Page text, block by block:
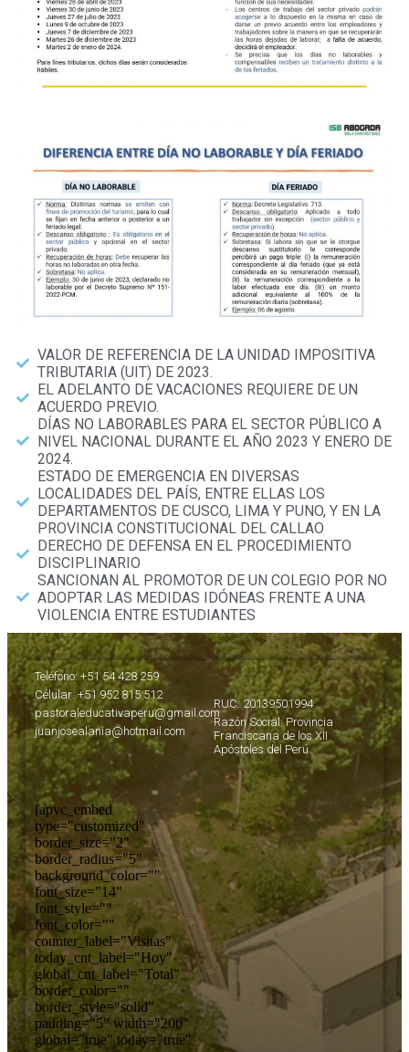
VALOR DE REFERENCIA DE LA UNIDAD IMPOSITIVA
TRIBUTARIA (UIT) DE 2023.
EL ADELANTO DE VACACIONES REQUIERE DE UN
ACUERDO PREVIO.
DÍAS NO LABORABLES PARA EL SECTOR PÚBLICO A
NIVEL NACIONAL DURANTE EL AÑO 2023 Y ENERO DE
2024.
ESTADO DE EMERGENCIA EN DIVERSAS
LOCALIDADES DEL PAÍS, ENTRE ELLAS LOS
DEPARTAMENTOS DE CUSCO, LIMA Y PUNO, Y EN LA
PROVINCIA CONSTITUCIONAL DEL CALLAO
DERECHO DE DEFENSA EN EL PROCEDIMIENTO
DISCIPLINARIO
SANCIONAN AL PROMOTOR DE UN COLEGIO POR NO
ADOPTAR LAS MEDIDAS IDÓNEAS FRENTE A UNA
VIOLENCIA ENTRE ESTUDIANTES
Teléfono: +51 54 428 259
Célular: +51 952 815 512
pastoraleducativaperu@gmail.com
juanjosealania@hotmail.com
RUC: 20139501994
Razón Social: Provincia
Franciscana de los XII
Apóstoles del Perú
[apvc_embed
type="customized"
border_size="2"
border_radius="5"
background_color=""
font_size="14"
font_style=""
font_color=""
counter_label="Visitas"
today_cnt_label="Hoy"
global_cnt_label="Total"
border_color=""
border_style="solid"
padding="5" width="200"
global="true" today="true"